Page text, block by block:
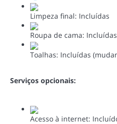
Limpeza final: Incluídas
Roupa de cama:
Toalhas: Incluídas
Serviços opcionais:
Acesso à internet: